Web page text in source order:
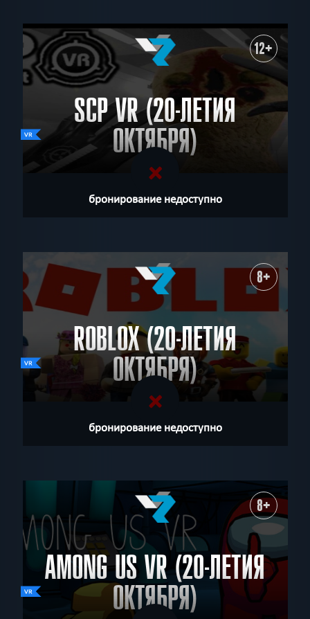
12+
SCP VR (20-ЛЕТИЯ
ОКТЯБРЯ)
бронирование недоступно
8+
ROBLOX (20-ЛЕТИЯ
ОКТЯБРЯ)
бронирование недоступно
8+
AMONG US VR (20-ЛЕТИЯ
ОКТЯБРЯ)